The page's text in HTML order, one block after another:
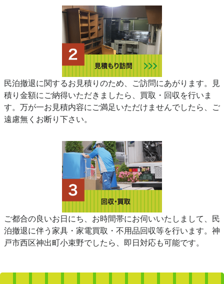
民泊撤退に関するお見積りのため、ご訪問にあがります。見
積り金額にご納得いただきましたら、買取・回収を行いま
す。万が一お見積内容にご満足いただけませんでしたら、ご
遠慮無くお断り下さい。
ご都合の良いお日にち、お時間帯にお伺いいたしまして、民
泊撤退に伴う家具・家電買取・不用品回収等を行います。神
戸市西区神出町小束野でしたら、即日対応も可能です。